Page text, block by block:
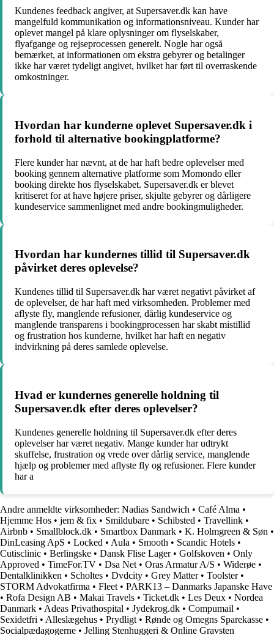
Kundenes feedback angiver, at Supersaver.dk kan have
mangelfuld kommunikation og informationsniveau. Kunder har
oplevet mangel på klare oplysninger om flyselskaber,
flyafgange og rejseprocessen generelt. Nogle har også
bemærket, at informationen om ekstra gebyrer og betalinger
ikke har været tydeligt angivet, hvilket har ført til overraskende
omkostninger.
Hvordan har kunderne oplevet Supersaver.dk i
forhold til alternative bookingplatforme?
Flere kunder har nævnt, at de har haft bedre oplevelser med
booking gennem alternative platforme som Momondo eller
booking direkte hos flyselskabet. Supersaver.dk er blevet
kritiseret for at have højere priser, skjulte gebyrer og dårligere
kundeservice sammenlignet med andre bookingmuligheder.
Hvordan har kundernes tillid til Supersaver.dk
påvirket deres oplevelse?
Kundenes tillid til Supersaver.dk har været negativt påvirket af
de oplevelser, de har haft med virksomheden. Problemer med
aflyste fly, manglende refusioner, dårlig kundeservice og
manglende transparens i bookingprocessen har skabt mistillid
og frustration hos kunderne, hvilket har haft en negativ
indvirkning på deres samlede oplevelse.
Hvad er kundernes generelle holdning til
Supersaver.dk efter deres oplevelser?
Kundenes generelle holdning til Supersaver.dk efter deres
oplevelser har været negativ. Mange kunder har udtrykt
skuffelse, frustration og vrede over dårlig service, manglende
hjælp og problemer med aflyste fly og refusioner. Flere kunder
har a
Andre anmeldte virksomheder: Nadias Sandwich • Café Alma •
Hjemme Hos • jem & fix • Smildubare • Schibsted • Travellink •
Airbnb • Smallblock.dk • Smartbox Danmark • K. Holmgreen & Søn •
DinLeasing ApS • Locked • Aula • Smooth • Scandic Hotels •
Cutisclinic • Berlingske • Dansk Flise Lager• Golfskoven • Only
Approved • TimeFor.TV • Dsa Net • Oras Armatur A/S • Widerøe •
Dentalklinikken • Scholtes • Dvdcity • Grey Matter• Toolster•
STORM Advokatfirma • Fleet • PARK13 – Danmarks Japanske Have
• Rofa Design AB • Makai Travels • Ticket.dk • Les Deux • Nordea
Danmark • Adeas Privathospital • Jydekrog.dk • Compumail •
Sexidetfri • Alleslægehus • Prydligt • Rønde og Omegns Sparekasse •
Socialpædagogerne • Jelling Stenhuggeri & Online Gravsten